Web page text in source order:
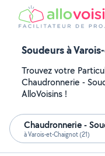
Soudeurs à
Trouvez votre
Chaudronnerie -
AlloVoisins !
Chaudronnerie -
à Varois-et-Chaignot (21)